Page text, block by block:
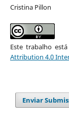
Cristina Pillon
Este trabalho
Attribution 4.0
Enviar